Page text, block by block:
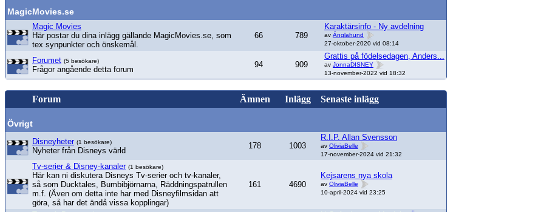
MagicMovies.se
Magic Movies
Här postar du dina inlägg gällande MagicMovies.se, som
tex synpunkter och önskemål.
66 789
Karaktärsinfo - Ny avdelning
av Änglahund
27-oktober-2020 vid 08:14
Forumet (5 besökare)
Frågor angående detta forum
94 909
Grattis på födelsedagen, Anders...
av JonnaDISNEY
13-november-2022 vid 18:32
Forum Ämnen Inlägg Senaste inlägg
Övrigt
Disneyheter (1 besökare)
Nyheter från Disneys värld
178 1003
R.I.P. Allan Svensson
av OliviaBelle
17-november-2024 vid 21:32
Tv-serier & Disney-kanaler (1 besökare)
Här kan ni diskutera Disneys Tv-serier och tv-kanaler,
så som Ducktales, Bumbibjörnarna, Räddningspatrullen
m.f. (Även om detta inte har med Disneyfilmsidan att
göra, så har det ändå vissa kopplingar)
161 4690
Kejsarens nya skola
av OliviaBelle
10-april-2024 vid 23:25